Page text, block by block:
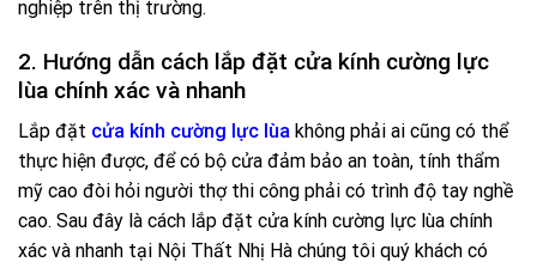
nghiệp trên thị trường.
2. Hướng dẫn cách lắp đặt cửa kính cường lực
lùa chính xác và nhanh
Lắp đặt cửa kính cường lực lùa không phải ai cũng có thể
thực hiện được, để có bộ cửa đảm bảo an toàn, tính thẩm
mỹ cao đòi hỏi người thợ thi công phải có trình độ tay nghề
cao. Sau đây là cách lắp đặt cửa kính cường lực lùa chính
xác và nhanh tại Nội Thất Nhị Hà chúng tôi quý khách có